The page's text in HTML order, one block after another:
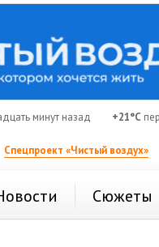
минут назад +21°C
Спецпроект «Чистый воздух»
Сюжеты